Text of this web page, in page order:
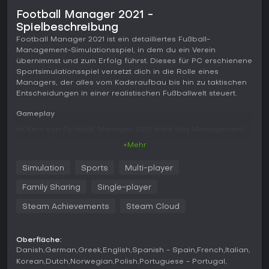
Football Manager 2021 -
Spielbeschreibung
Football Manager 2021 ist ein detailliertes Fußball-
Management-Simulationsspiel, in dem du ein Verein
übernimmst und zum Erfolg führst. Dieses für PC erschienene
Sportsimulationsspiel versetzt dich in die Rolle eines
Managers, der alles vom Kaderaufbau bis hin zu taktischen
Entscheidungen in einer realistischen Fußballwelt steuert.
Gameplay
des Vorstands entsprechen. Beim Kader-Management
bewertest du Spieler mit dem Backroom-Staff, scouted
Ansprache von Agenten, um Interesse zu wecken.
passend zu jedem Match. Kommunikation ist entscheidend:
Gesten drücken Emotionen aus, Quick Chats dienen für
lockere Gespräche mit Spielern und Medien. Der Match
+Mehr
Simulation Sports Multi-player
Family Sharing Single-player
Steam Achievements Steam Cloud
Oberfläche:
Danish German Greek English Spanish - Spain French Italian
Korean Dutch Norwegian Polish Portuguese - Portugal